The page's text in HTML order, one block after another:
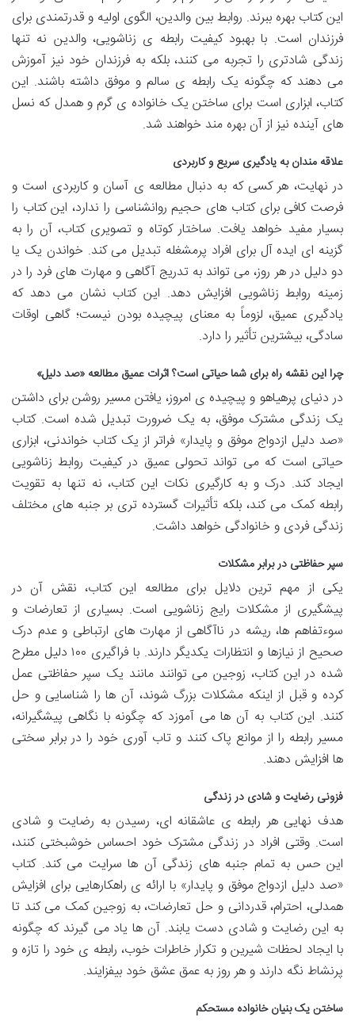
این کتاب بهره ببرند. روابط بین والدین، الگوی اولیه و قدرتمندی برای
فرزندان است. با بهبود کیفیت رابطه ی زناشویی، والدین نه تنها
زندگی شادتری را تجربه می کنند، بلکه به فرزندان خود نیز آموزش
می دهند که چگونه یک رابطه ی سالم و موفق داشته باشند. این
کتاب، ابزاری است برای ساختن یک خانواده ی گرم و همدل که نسل
های آینده نیز از آن بهره مند خواهند شد.
علاقه مندان به یادگیری سریع و کاربردی
در نهایت، هر کسی که به دنبال مطالعه ی آسان و کاربردی است و
فرصت کافی برای کتاب های حجیم روانشناسی را ندارد، این کتاب را
بسیار مفید خواهد یافت. ساختار کوتاه و تصویری کتاب، آن را به
گزینه ای ایده آل برای افراد پرمشغله تبدیل می کند. خواندن یک یا
دو دلیل در هر روز، می تواند به تدریج آگاهی و مهارت های فرد را در
زمینه روابط زناشویی افزایش دهد. این کتاب نشان می دهد که
یادگیری عمیق، لزوماً به معنای پیچیده بودن نیست؛ گاهی اوقات
سادگی، بیشترین تأثیر را دارد.
چرا این نقشه راه برای شما حیاتی است؟ اثرات عمیق مطالعه «صد دلیل»
در دنیای پرهیاهو و پیچیده ی امروز، یافتن مسیر روشن برای داشتن
یک زندگی مشترک موفق، به یک ضرورت تبدیل شده است. کتاب
«صد دلیل ازدواج موفق و پایدار» فراتر از یک کتاب خواندنی، ابزاری
حیاتی است که می تواند تحولی عمیق در کیفیت روابط زناشویی
ایجاد کند. درک و به کارگیری نکات این کتاب، نه تنها به تقویت
رابطه کمک می کند، بلکه تأثیرات گسترده تری بر جنبه های مختلف
زندگی فردی و خانوادگی خواهد داشت.
سپر حفاظتی در برابر مشکلات
یکی از مهم ترین دلایل برای مطالعه این کتاب، نقش آن در
پیشگیری از مشکلات رایج زناشویی است. بسیاری از تعارضات و
سوءتفاهم ها، ریشه در ناآگاهی از مهارت های ارتباطی و عدم درک
صحیح از نیازها و انتظارات یکدیگر دارند. با فراگیری ۱۰۰ دلیل مطرح
شده در این کتاب، زوجین می توانند مانند یک سپر حفاظتی عمل
کرده و قبل از اینکه مشکلات بزرگ شوند، آن ها را شناسایی و حل
کنند. این کتاب به آن ها می آموزد که چگونه با نگاهی پیشگیرانه،
مسیر رابطه را از موانع پاک کنند و تاب آوری خود را در برابر سختی
ها افزایش دهند.
فزونی رضایت و شادی در زندگی
هدف نهایی هر رابطه ی عاشقانه ای، رسیدن به رضایت و شادی
است. وقتی افراد در زندگی مشترک خود احساس خوشبختی کنند،
این حس به تمام جنبه های زندگی آن ها سرایت می کند. کتاب
«صد دلیل ازدواج موفق و پایدار» با ارائه ی راهکارهایی برای افزایش
همدلی، احترام، قدردانی و حل تعارضات، به زوجین کمک می کند تا
به این رضایت و شادی دست یابند. آن ها یاد می گیرند که چگونه
با ایجاد لحظات شیرین و تکرار خاطرات خوب، رابطه ی خود را تازه و
پرنشاط نگه دارند و هر روز به عمق عشق خود بیفزایند.
ساختن یک بنیان خانواده مستحکم